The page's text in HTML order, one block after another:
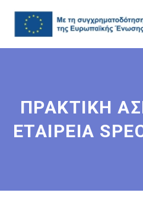
ΠΡΑΚΤΙΚΗ
ΕΤΑΙΡΕΙΑ